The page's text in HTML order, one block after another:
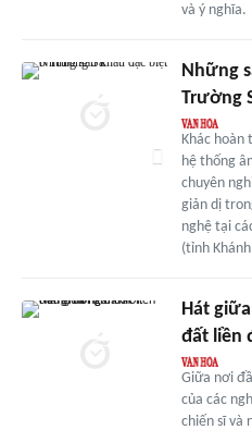
và ý nghĩa.
Những
Trường
Khác hoàn
hệ thống
chuyên
giản dị
nghệ tại
(tỉnh
Hát
đất liền
Giữa nơi
của các
chiến sĩ và